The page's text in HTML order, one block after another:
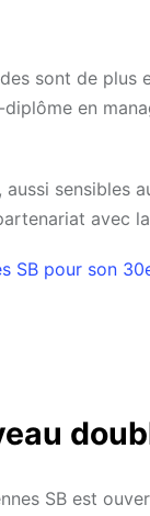
sont de
en
sensibles
avec
SB pour son
SB est